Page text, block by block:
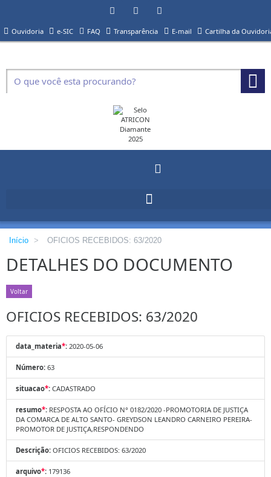
Ouvidoria e-SIC FAQ Transparência E-mail Cartilha da
Início > OFICIOS RECEBIDOS: 63/2020
DETALHES DO DOCUMENTO
Voltar
OFICIOS RECEBIDOS: 63/2020
data_materia*: 2020-05-06
Número: 63
situacao*: CADASTRADO
resumo*: RESPOSTA AO OFÍCIO N° 0182/2020 -PROMOTORIA DE JUSTIÇA
DA COMARCA DE ALTO SANTO- GREYDSON LEANDRO CARNEIRO PEREIRA-
PROMOTOR DE JUSTIÇA,RESPONDENDO
Descrição: OFICIOS RECEBIDOS: 63/2020
arquivo*: 179136